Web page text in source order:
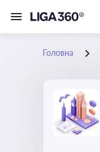
Головна